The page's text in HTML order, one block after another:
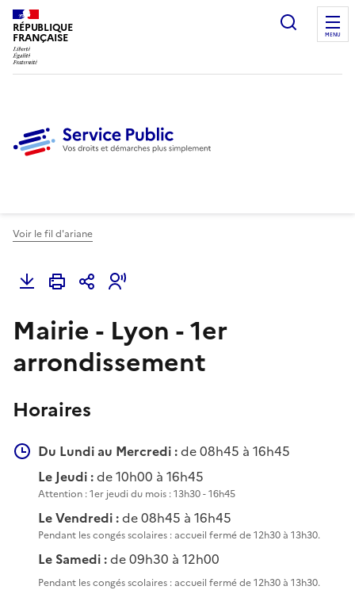
RÉPUBLIQUE
FRANÇAISE
Ouvrir
MENU
Voir le fil d'ariane
Mairie - Lyon - 1er
arrondissement
Horaires
Du Lundi au Mercredi :de 08h45 à 16h45
Le Jeudi :de 10h00 à 16h45
Attention : 1er jeudi du mois : 13h30 - 16h45
Le Vendredi :de 08h45 à 16h45
Pendant les congés scolaires : accueil fermé de 12h30 à 13h30.
Le Samedi :de 09h30 à 12h00
Pendant les congés scolaires : accueil fermé de 12h30 à 13h30.